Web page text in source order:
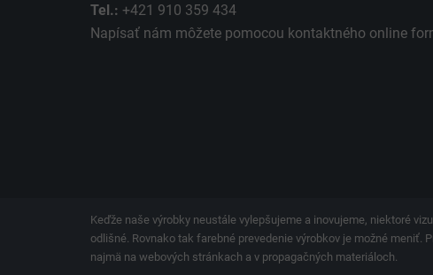
Tel.: +421 910 359 434
Napísať nám môžete pomocou kontaktného online
Keďže naše výrobky neustále vylepšujeme a inovujeme, niektoré
odlišné. Rovnako tak farebné prevedenie výrobkov je možné meniť.
najmä na webových stránkach a v propagačných materiáloch.